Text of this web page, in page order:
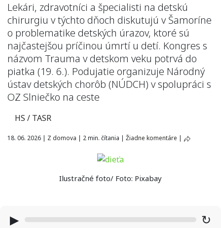
Lekári, zdravotníci a špecialisti na detskú
chirurgiu v týchto dňoch diskutujú v Šamoríne
o problematike detských úrazov, ktoré sú
najčastejšou príčinou úmrtí u detí. Kongres s
názvom Trauma v detskom veku potrvá do
piatka (19. 6.). Podujatie organizuje Národný
ústav detských chorôb (NÚDCH) v spolupráci s
OZ Slniečko na ceste
HS / TASR
18. 06. 2026 | Z domova | 2 min. čítania | Žiadne komentáre |
Ilustračné foto/ Foto: Pixabay
▶ ↻